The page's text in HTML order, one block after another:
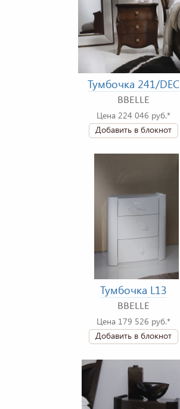
Тумбочка 241/DEC
BBELLE
Цена 224 046 руб.*
Добавить в блокнот
Тумбочка L13
BBELLE
Цена 179 526 руб.*
Добавить в блокнот